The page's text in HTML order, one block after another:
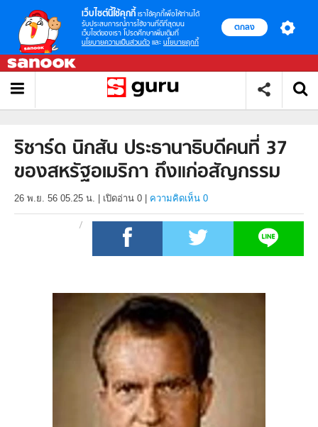
เว็บไซต์นี้ใช้คุกกี้ เราใช้คุกกี้เพื่อให้ท่านได้
รับประสบการณ์การใช้งานที่ดีที่สุดบน
เว็บไซต์ของเรา โปรดศึกษาเพิ่มเติมที่
นโยบายความเป็นส่วนตัว และ นโยบายคุกกี้
ตกลง
ริชาร์ด นิกสัน ประธานาธิบดีคนที่ 37
ของสหรัฐอเมริกา ถึงแก่อสัญกรรม
26 พ.ย. 56 05.25 น. เปิดอ่าน 0 ความคิดเห็น 0